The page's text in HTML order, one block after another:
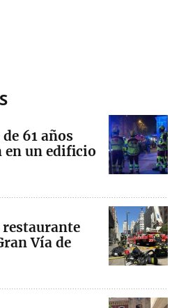
61 años
en un edificio
Vía de